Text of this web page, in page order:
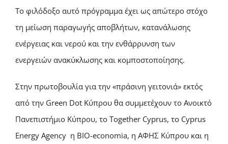
Το φιλόδοξο αυτό πρόγραμμα έχει ως απώτερο στόχο
τη μείωση παραγωγής αποβλήτων, κατανάλωσης
ενέργειας και νερού και την ενθάρρυνση των
ενεργειών ανακύκλωσης και κομποστοποίησης.
Στην πρωτοβουλία για την «πράσινη γειτονιά» εκτός
από την Green Dot Κύπρου θα συμμετέχουν το Ανοικτό
Πανεπιστήμιο Κύπρου, το Together Cyprus, το Cyprus
Energy Agency η BIO-economia, η ΑΦΗΣ Κύπρου και η